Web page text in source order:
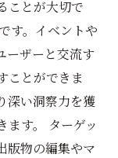
ことが大切で
す。イベントや
ーザーと交流す
ことができま
深い洞察力を獲
ます。 ターゲッ
版物の編集やマ